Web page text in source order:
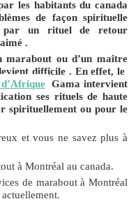
les habitants du canada
de façon spirituelle
par un rituel de retour
.
marabout ou d’un maître
difficile . En effet, le
Gama intervient
ses rituels de haute
spirituellement ou pour le
et vous ne savez plus à
à Montréal au canada.
de marabout à Montréal